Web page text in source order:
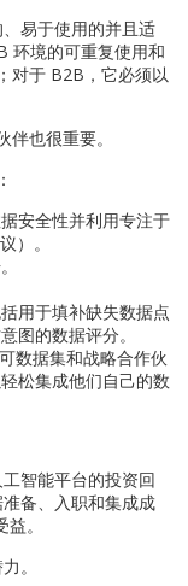
易于使用的并且适
环境的可重复使用和
对于 B2B，它必须以
也很重要。
安全性并利用专注于
）。
用于填补缺失数据点
图的数据评分。
数据集和战略合作伙
松集成他们自己的数
智能平台的投资回
备、入职和集成成
。
。